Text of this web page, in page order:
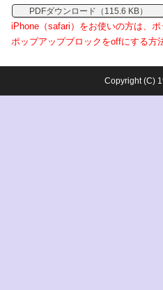
PDFダウンロード（115.6 KB）
iPhone（safari）をお使いの方は、
ポップアップブロックをoffにする方
Copyright (C)